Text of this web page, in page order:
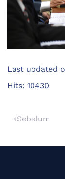
Last updated
Hits: 10430
Sebelum